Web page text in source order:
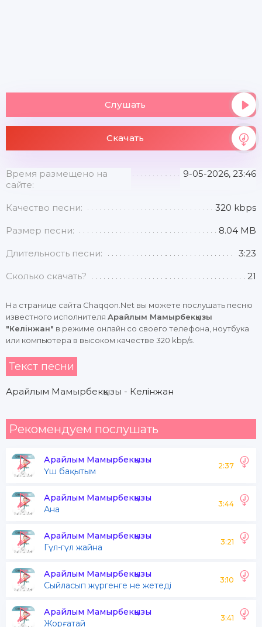
Слушать
Скачать
Время размещено на
сайте:
9-05-2026, 23:46
Качество песни: 320 kbps
Размер песни: 8.04 MB
Длительность песни: 3:23
Сколько скачать? 21
На странице сайта Chaqqon.Net вы можете послушать песню
известного исполнителя Арайлым Мамырбекқызы
"Келінжан" в режиме онлайн со своего телефона, ноутбука
или компьютера в высоком качестве 320 kbp/s.
Текст песни
Арайлым Мамырбекқызы - Келінжан
Рекомендуем послушать
Арайлым Мамырбекқызы
Үш бақытым
2:37
Арайлым Мамырбекқызы
Ана
3:44
Арайлым Мамырбекқызы
Гүл-гүл жайна
3:21
Арайлым Мамырбекқызы
Сыйласып жүргенге не жетеді
3:10
Арайлым Мамырбекқызы
Жорғатай
3:41